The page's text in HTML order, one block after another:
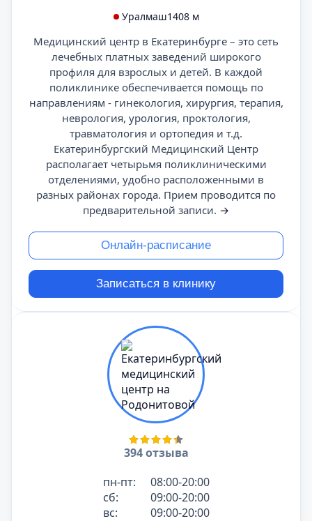
Уралмаш1408 м
Медицинский центр в Екатеринбурге – это сеть
лечебных платных заведений широкого
профиля для взрослых и детей. В каждой
поликлинике обеспечивается помощь по
направлениям - гинекология, хирургия, терапия,
неврология, урология, проктология,
травматология и ортопедия и т.д.
Екатеринбургский Медицинский Центр
располагает четырьмя поликлиническими
отделениями, удобно расположенными в
разных районах города. Прием проводится по
предварительной записи. →
Онлайн-расписание
Записаться в клинику
394 отзыва
пн-пт:
08:00-20:00
сб:
09:00-20:00
вс:
09:00-20:00